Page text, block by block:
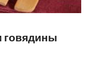
говядины